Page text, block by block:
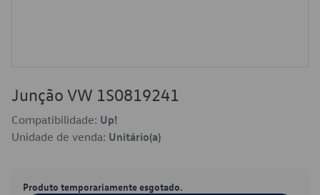
Junção VW 1S0819241
Compatibilidade: Up!
Unidade de venda: Unitário(a)
Produto temporariamente esgotado.